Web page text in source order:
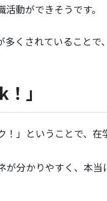
動ができそうです。
くされていることで
」
」ということで、
分かりやすく、本